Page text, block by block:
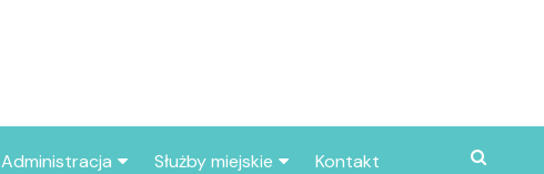
Administracja Służby miejskie Kontakt